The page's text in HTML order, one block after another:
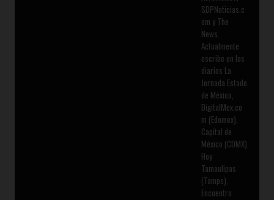
SDPNoticias.c
om y The
News.
Actualmente
escribe en los
diarios La
Jornada Estado
de México,
DigitalMex.co
m (Edomex),
Capital de
México (CDMX)
Hoy
Tamaulipas
(Tamps),
Encuentro